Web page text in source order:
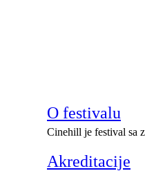
O festivalu
Cinehill je festival sa
Akreditacije